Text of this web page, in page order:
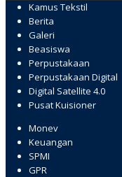
Kamus Tekstil
Berita
Galeri
Beasiswa
Perpustakaan
Perpustakaan Digital
Digital Satellite 4.0
Pusat Kuisioner
hacklinkMonev
Keuangan
SPMI
GPR